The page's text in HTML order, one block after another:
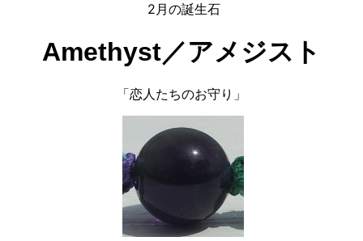
2月の誕生石
Amethyst／アメジスト
「恋人たちのお守り」